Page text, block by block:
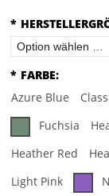
*
* FARBE:
Azure Blue
Fuchsia
Heather Red
Light Pink